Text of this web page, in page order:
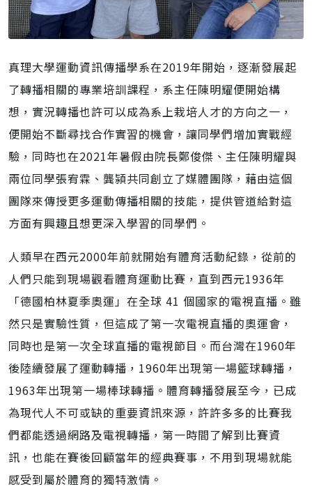
真理大學運動資訊傳播學系在2019年開始，逐漸發展起
了轉播相關的專業培訓課程，系主任陳明耀便開始構
想，實況轉播也許可以成為系上栽培人才的方向之一，
便開始不斷尋找合作實習的機會，讓同學們增加實戰經
驗，同時也在2021年暑假由院長鄭俊傑、主任陳明耀與
兩位同學張宥霖、龔潁共同創立了媒體團隊，藉由這個
團隊來傳授更多運動傳播相關的技能，提供管道給對這
方面有興趣且想更深入學習的同學們。
人類早在西元2000年前就開始有體育活動紀錄，從前的
人們只能到現場觀看體育運動比賽，直到西元1936年
「德國柏林夏季奧運」在全球 41 個國家的電視直播。雖
然只是實驗性質，但這成了第一次電視直播的奧運會，
同時也是第一次全球直播的電視節目。而台灣在1960年
後陸續發展了運動轉播，1960年出現第一場籃球轉播，
1963年出現第一場棒球轉播。體育轉播發展至今，已成
為現代人不可或缺的重要資訊來源，許許多多的比賽我
們都能透過網路及電視轉播，第一時間了解到比賽資
訊，也能在賽後回顧當年的經典賽事，不用到現場就能
感受到屬於體育的獨特激情。